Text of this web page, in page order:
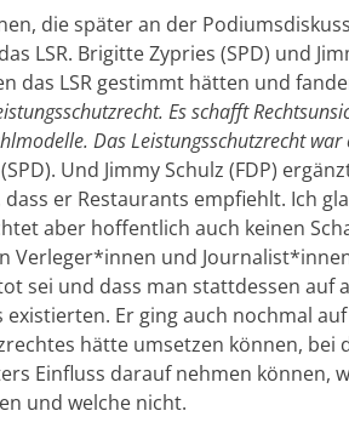
die später an der
LSR. Brigitte Zypries (SPD) und
das LSR gestimmt hätten und
Es schafft
Das Leistungsschutzrecht
Und Jimmy Schulz (FDP)
er Restaurants empfiehlt. Ich
aber hoffentlich auch keinen
Verleger*innen und
sei und dass man stattdessen
existierten. Er ging auch nochmal
hätte umsetzen können, bei
Einfluss darauf nehmen können,
und welche nicht.